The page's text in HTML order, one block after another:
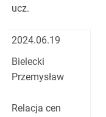
ucz.
2024.06.19
Bielecki
Przemysław
Relacja cen